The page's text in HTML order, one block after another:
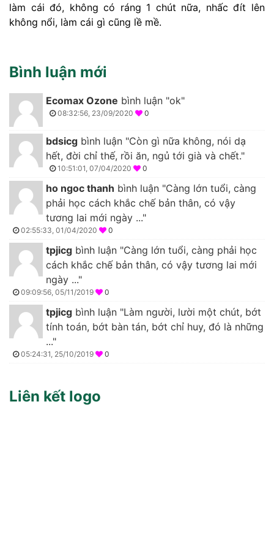
làm cái đó, không có ráng 1 chút nữa, nhấc đít lên
không nổi, làm cái gì cũng lề mề.
Bình luận mới
Ecomax Ozone bình luận "ok"
08:32:56, 23/09/2020 0
bdsicg bình luận "Còn gì nữa không, nói dạ
hết, đời chỉ thế, rồi ăn, ngủ tới già và chết."
10:51:01, 07/04/2020 0
ho ngoc thanh bình luận "Càng lớn tuổi, càng
phải học cách khắc chế bản thân, có vậy
tương lai mới ngày ..."
02:55:33, 01/04/2020 0
tpjicg bình luận "Càng lớn tuổi, càng phải học
cách khắc chế bản thân, có vậy tương lai mới
ngày ..."
09:09:56, 05/11/2019 0
tpjicg bình luận "Làm người, lười một chút, bớt
tính toán, bớt bàn tán, bớt chỉ huy, đó là những
..."
05:24:31, 25/10/2019 0
Liên kết logo